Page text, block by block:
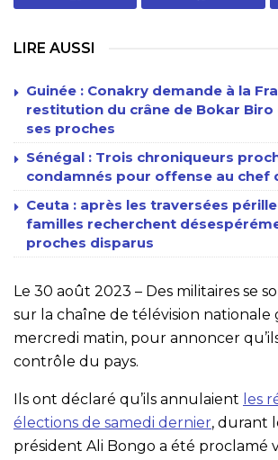
LIRE AUSSI
Guinée : Conakry demande à la
restitution du crâne de Bokar
ses proches
Sénégal : Trois chroniqueurs
condamnés pour offense au chef
Ceuta : après les traversées
familles recherchent
proches disparus
Le 30 août 2023 – Des militaires se
sur la chaîne de télévision nationale
mercredi matin, pour annoncer
contrôle du pays.
Ils ont déclaré qu’ils annulaient les
élections de samedi dernier, durant
président Ali Bongo a été proclamé